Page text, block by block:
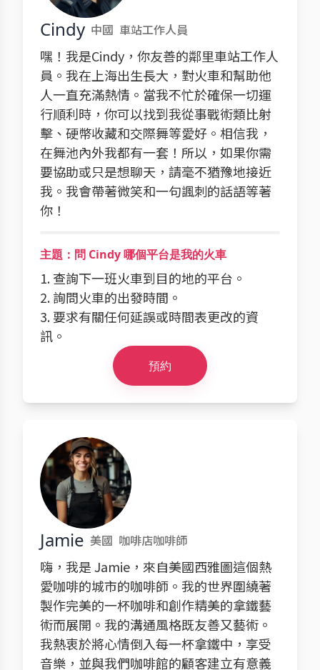
Cindy 中國 車站工作人員
嘿！我是Cindy，你友善的鄰里車站工作人
員。我在上海出生長大，對火車和幫助他
人一直充滿熱情。當我不忙於確保一切運
行順利時，你可以找到我從事戰術類比射
擊、硬幣收藏和交際舞等愛好。相信我，
在舞池內外我都有一套！所以，如果你需
要協助或只是想聊天，請毫不猶豫地接近
我。我會帶著微笑和一句諷刺的話語等著
你！
主題：問 Cindy 哪個平台是我的火車
1. 查詢下一班火車到目的地的平台。
2. 詢問火車的出發時間。
3. 要求有關任何延誤或時間表更改的資
訊。
預約
Jamie 美國 咖啡店咖啡師
嗨，我是 Jamie，來自美國西雅圖這個熱
愛咖啡的城市的咖啡師。我的世界圍繞著
製作完美的一杯咖啡和創作精美的拿鐵藝
術而展開。我的溝通風格既友善又藝術。
我熱衷於將心情倒入每一杯拿鐵中，享受
音樂，並與我們咖啡館的顧客建立有意義